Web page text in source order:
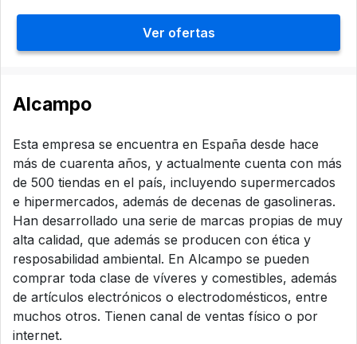
Ver ofertas
Alcampo
Esta empresa se encuentra en España desde hace
más de cuarenta años, y actualmente cuenta con más
de 500 tiendas en el país, incluyendo supermercados
e hipermercados, además de decenas de gasolineras.
Han desarrollado una serie de marcas propias de muy
alta calidad, que además se producen con ética y
resposabilidad ambiental. En Alcampo se pueden
comprar toda clase de víveres y comestibles, además
de artículos electrónicos o electrodomésticos, entre
muchos otros. Tienen canal de ventas físico o por
internet.